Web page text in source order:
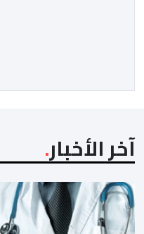
الملك، وبالمزيد من
آخر الأخبار